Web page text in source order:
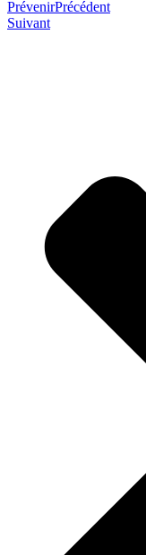
PrévenirPrécédent
Suivant